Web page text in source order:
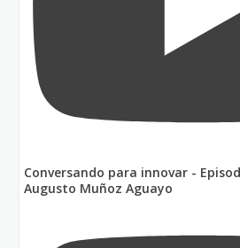
Conversando para innovar -
Augusto Muñoz Aguayo